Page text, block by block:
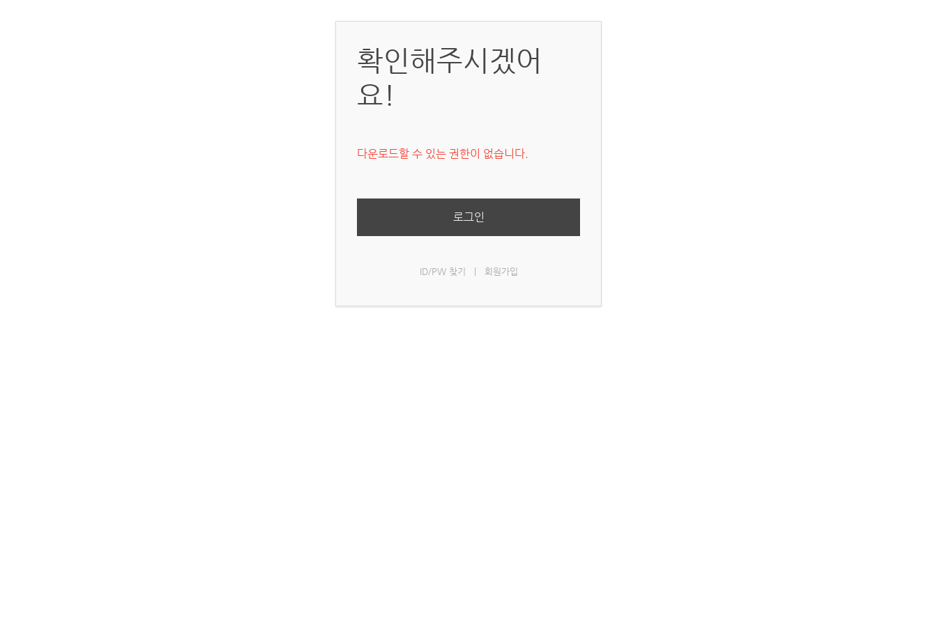
확인해주시겠어
요!
다운로드할 수 있는 권한이 없습니다.
로그인
ID/PW 찾기 회원가입